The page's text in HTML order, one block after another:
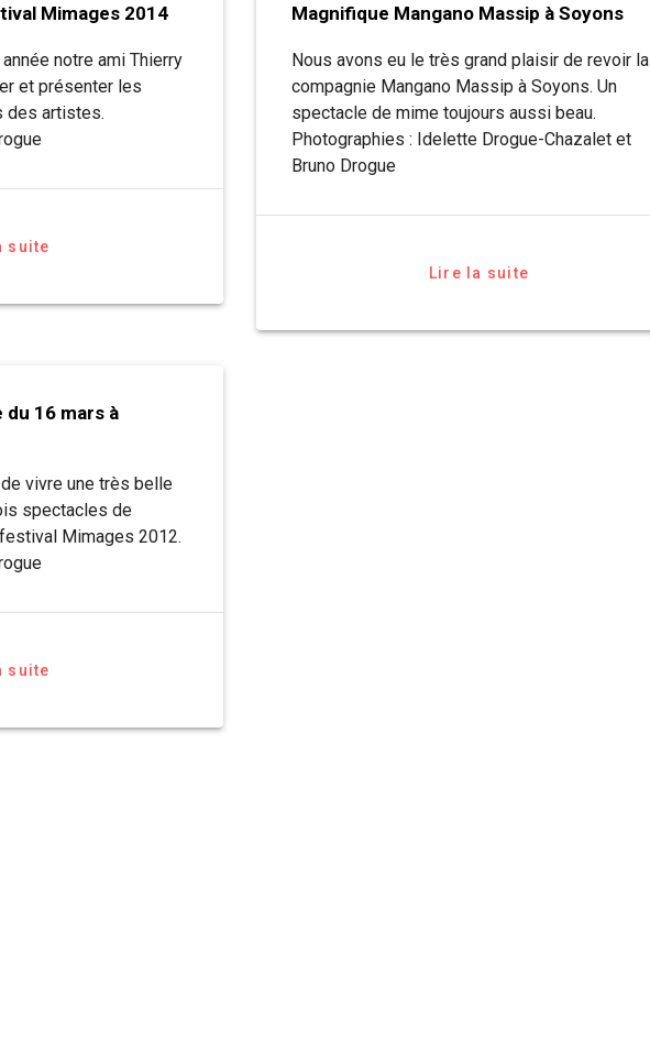
Mimages 2014
notre ami Thierry
et présenter les
des artistes.
suite
Magnifique Mangano Massip à Soyons
Nous avons eu le très grand plaisir de revoir la
compagnie Mangano Massip à Soyons. Un
spectacle de mime toujours aussi beau.
Photographies : Idelette Drogue-Chazalet et
Bruno Drogue
Lire la suite
du 16 mars à
vivre une très belle
spectacles de
Mimages 2012.
suite